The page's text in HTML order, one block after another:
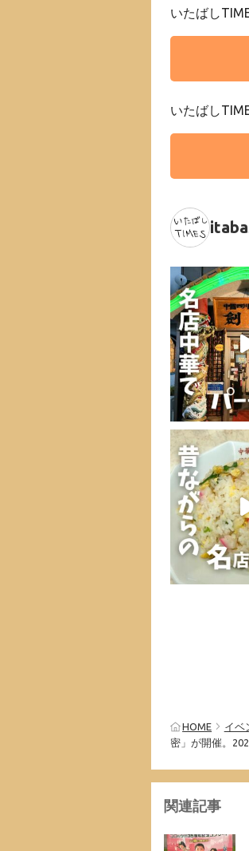
いたばし
いたばし
HOME イベ
密」が開催。
関連記事